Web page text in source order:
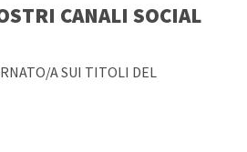
CANALI SOCIAL
A SUI TITOLI DEL